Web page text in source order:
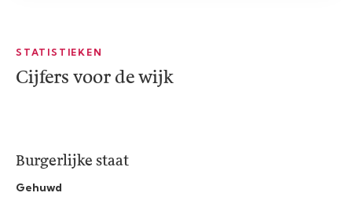
STATISTIEKEN
Cijfers voor de wijk
Burgerlijke staat
Gehuwd